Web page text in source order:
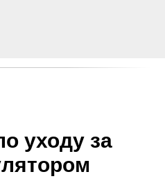
уходу за